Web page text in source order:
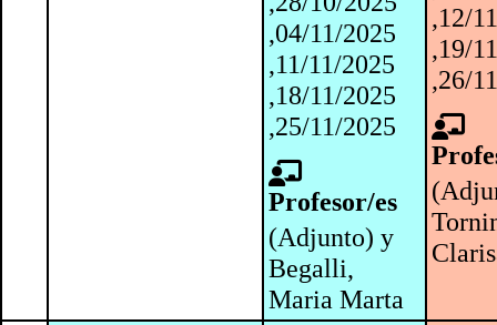
,04/11/2025
,11/11/2025
,18/11/2025
,25/11/2025
Profesor/es
(Adjunto) y
Begalli,
Maria Marta
,12/
,19/
,26/